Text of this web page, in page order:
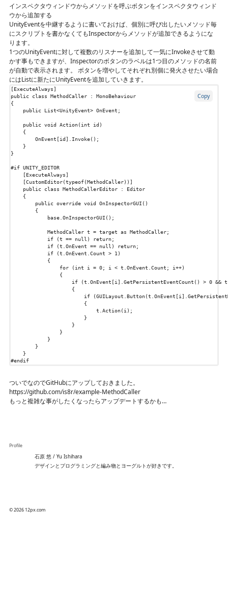
インスペクタウィンドウからメソッドを呼ぶボタンをインスペクタウィンド
ウから追加する
UnityEventを中継するように書いておけば、個別に呼び出したいメソッド毎
にスクリプトを書かなくてもInspectorからメソッドが追加できるようにな
ります。
1つのUnityEventに対して複数のリスナーを追加して一気にInvokeさせて動
かす事もできますが、Inspectorのボタンのラベルは1つ目のメソッドの名前
が自動で表示されます。 ボタンを増やしてそれぞれ別個に発火させたい場合
にはListに新たにUnityEventを追加していきます。
Copy
[ExecuteAlways]
public
class MethodCaller :
MonoBehaviour
{
public
List<UnityEvent> OnEvent ;
public void Action( int id )
{
OnEvent [id]. Invoke();
}
}
#if UNITY_EDITOR
    [ExecuteAlways]
    [CustomEditor(typeof(MethodCaller))]
public
class MethodCallerEditor :
Editor
{
public override void OnInspectorGUI ()
{
base OnInspectorGUI ();
MethodCaller t = target as MethodCaller;
if
(t == null ) return;
if
(t OnEvent == null ) return;
if
(t OnEvent Count > 1 )
{
for
( int i = 0; i < t OnEvent Count ; i++)
{
if
(t OnEvent [i ]. GetPersistentEventCount () > 0 && t
{
if
(GUILayout Button(t OnEvent [i ].
{
t
Action( i );
}
}
}
}
}
}
#endif
ついでなのでGitHubにアップしておきました。
https://github.com/is8r/example-MethodCaller
もっと複雑な事がしたくなったらアップデートするかも…
Profile
石原 悠 / Yu Ishihara
デザインとプログラミングと編み物とヨーグルトが好きです。
© 2026 12px.com